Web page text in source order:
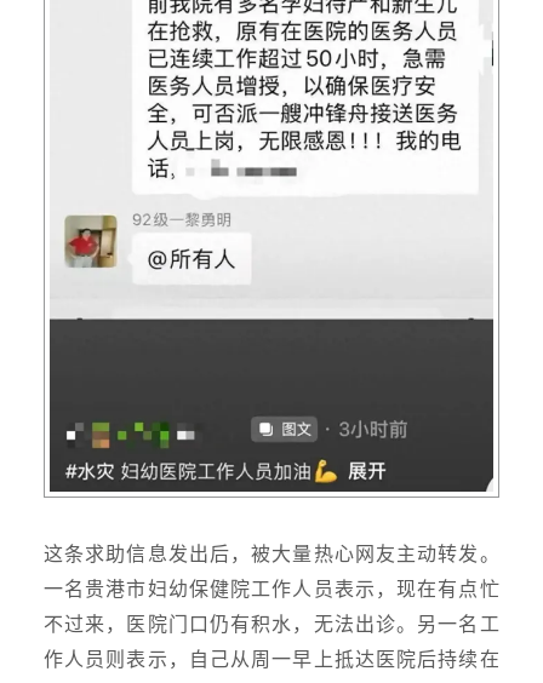
这条求助信息发出后，被大量热心网友主动转发。
一名贵港市妇幼保健院工作人员表示，现在有点忙
不过来，医院门口仍有积水，无法出诊。另一名工
作人员则表示，自己从周一早上抵达医院后持续在